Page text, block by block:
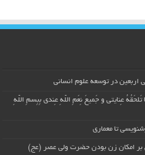
در توسعه علوم انسانی
عِنایتی و جَمیعَ نِعَمِ اللّهِ عِندی بِبِسمِ اللّهِ
تا معماری
بر امکان زن بودن حضرت ولی عصر (عج)